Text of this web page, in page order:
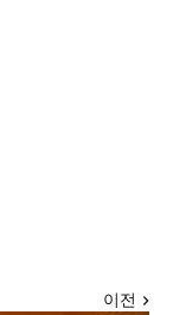
이전